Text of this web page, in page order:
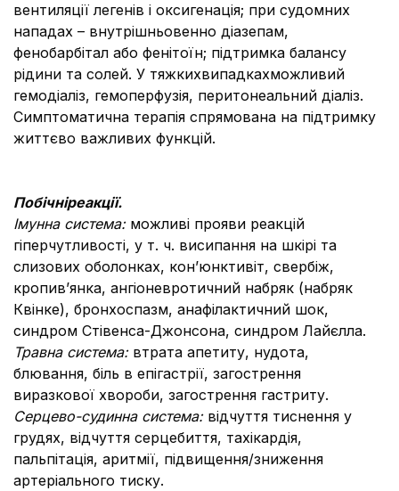
вентиляції легенів і оксигенація; при судомних
нападах – внутрішньовенно діазепам,
фенобарбітал або фенітоїн; підтримка балансу
рідини та солей. У тяжкихвипадкахможливий
гемодіаліз, гемоперфузія, перитонеальний діаліз.
Симптоматична терапія спрямована на підтримку
життєво важливих функцій.
Побічніреакції.
Імунна система: можливі прояви реакцій
гіперчутливості, у т. ч. висипання на шкірі та
слизових оболонках, кон’юнктивіт, свербіж,
кропив’янка, ангіоневротичний набряк (набряк
Квінке), бронхоспазм, анафілактичний шок,
синдром Стівенса-Джонсона, синдром Лайєлла.
Травна система: втрата апетиту, нудота,
блювання, біль в епігастрії, загострення
виразкової хвороби, загострення гастриту.
Серцево-судинна система: відчуття тиснення у
грудях, відчуття серцебиття, тахікардія,
пальпітація, аритмії, підвищення/зниження
артеріального тиску.